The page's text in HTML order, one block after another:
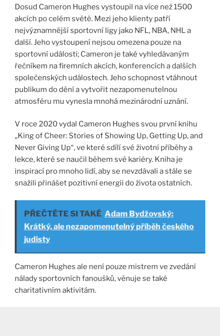
Dosud Cameron Hughes vystoupil na více než 1500
akcích po celém světě. Mezi jeho klienty patří
nejvýznamnější sportovní ligy jako NFL, NBA, NHL a
další. Jeho vystoupení nejsou omezena pouze na
sportovní události; Cameron je také vyhledávaným
řečníkem na firemních akcích, konferencích a dalších
společenských událostech. Jeho schopnost vtáhnout
publikum do dění a vytvořit nezapomenutelnou
atmosféru mu vynesla mnohá mezinárodní uznání.
V roce 2020 vydal Cameron Hughes svou první knihu
„King of Cheer: Stories of Showing Up, Getting Up, and
Never Giving Up“, ve které sdílí své životní příběhy a
lekce, které se naučil během své kariéry. Kniha je
inspirací pro mnoho lidí, aby se nevzdávali a stále se
snažili přinášet pozitivní energii do života ostatních​.
PŘEČTĚTE SI TAKÉ Adam Bydžovský:
Krátký, ale nezapomenutelný příběh českého
judisty
Cameron Hughes ale není pouze mistrem ve zvedání
nálady sportovních fanoušků, věnuje se také
charitativním aktivitám.